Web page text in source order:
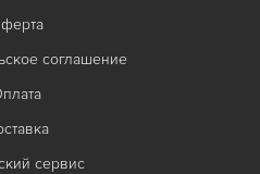
соглашение
сервис